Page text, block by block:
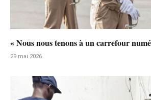
« Nous nous tenons à un carrefour
29 mai 2026